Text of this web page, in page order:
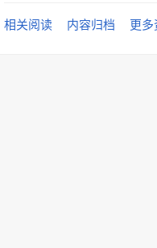
相关阅读 内容归档 更多